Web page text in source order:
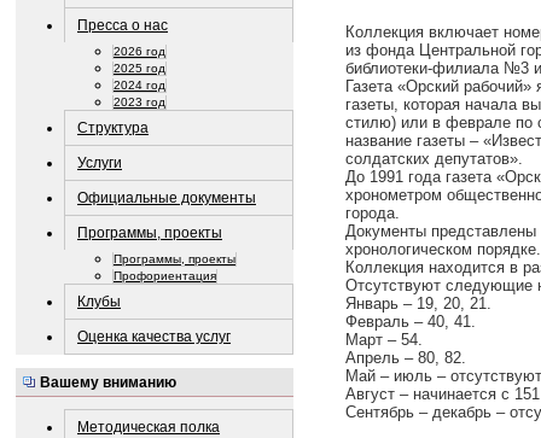
Пресса о нас
2026 год
2025 год
2024 год
2023 год
Структура
Услуги
Официальные документы
Программы, проекты
Программы, проекты
Профориентация
Клубы
Оценка качества услуг
Вашему вниманию
Методическая полка
Коллекция включает
из фонда Центральной
библиотеки-филиала №3
Газета «Орский рабочий»
газеты, которая начала
стилю) или в феврале по
название газеты –
солдатских депутатов».
До 1991 года газета
хронометром
города.
Документы
хронологическом порядке.
Коллекция находится в
Отсутствуют следующие
Январь – 19, 20, 21.
Февраль – 40, 41.
Март – 54.
Апрель – 80, 82.
Май – июль –
Август – начинается с
Сентябрь – декабрь –